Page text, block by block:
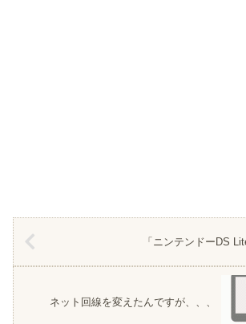
「ニンテンドーDS
ネット回線を変えたんですが、、、